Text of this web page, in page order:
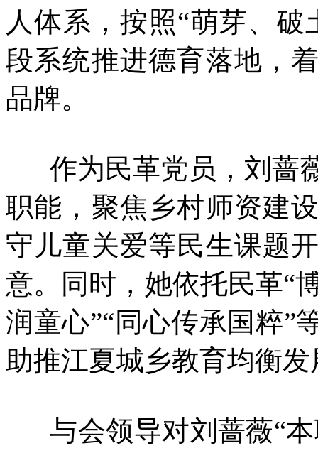
人体系，按照“萌芽、
段系统推进德育落地，
品牌。
作为民革党员，刘蔷
职能，聚焦乡村师资建
守儿童关爱等民生课题
意。同时，她依托民革“
润童心”“同心传承国粹”
助推江夏城乡教育均衡发
与会领导对刘蔷薇“本